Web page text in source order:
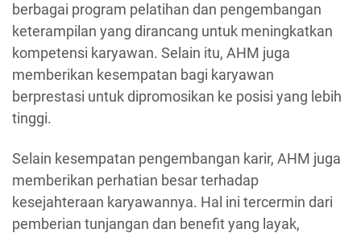
berbagai program pelatihan dan pengembangan
keterampilan yang dirancang untuk meningkatkan
kompetensi karyawan. Selain itu, AHM juga
memberikan kesempatan bagi karyawan
berprestasi untuk dipromosikan ke posisi yang lebih
tinggi.
Selain kesempatan pengembangan karir, AHM juga
memberikan perhatian besar terhadap
kesejahteraan karyawannya. Hal ini tercermin dari
pemberian tunjangan dan benefit yang layak,